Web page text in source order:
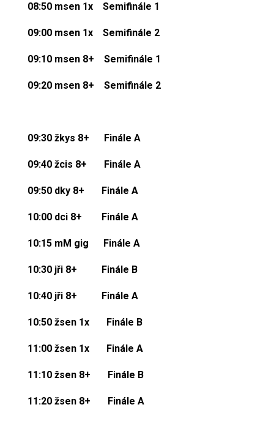
08:50 msen 1x Semifinále 1
09:00 msen 1x Semifinále 2
09:10 msen 8+ Semifinále 1
09:20 msen 8+ Semifinále 2
09:30 žkys 8+ Finále A
09:40 žcis 8+ Finále A
09:50 dky 8+ Finále A
10:00 dci 8+ Finále A
10:15 mM gig Finále A
10:30 jři 8+ Finále B
10:40 jři 8+ Finále A
10:50 žsen 1x Finále B
11:00 žsen 1x Finále A
11:10 žsen 8+ Finále B
11:20 žsen 8+ Finále A